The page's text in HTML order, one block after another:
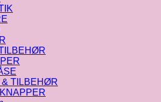
& TILBEHØR